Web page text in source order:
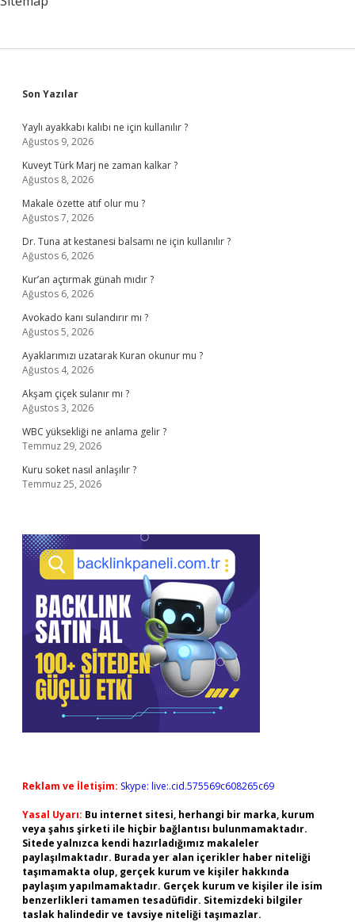
Sidebar
Son Yazılar
Yaylı ayakkabı kalıbı ne için kullanılır ?
Ağustos 9, 2026
Kuveyt Türk Marj ne zaman kalkar ?
Ağustos 8, 2026
Makale özette atıf olur mu ?
Ağustos 7, 2026
Dr. Tuna at kestanesi balsamı ne için kullanılır ?
Ağustos 6, 2026
Kur’an açtırmak günah mıdır ?
Ağustos 6, 2026
Avokado kanı sulandırır mı ?
Ağustos 5, 2026
Ayaklarımızı uzatarak Kuran okunur mu ?
Ağustos 4, 2026
Akşam çiçek sulanır mı ?
Ağustos 3, 2026
WBC yüksekliği ne anlama gelir ?
Temmuz 29, 2026
Kuru soket nasıl anlaşılır ?
Temmuz 25, 2026
Reklam ve İletişim: Skype: live:.cid.575569c608265c69
Yasal Uyarı: Bu internet sitesi, herhangi bir marka, kurum
veya şahıs şirketi ile hiçbir bağlantısı bulunmamaktadır.
Sitede yalnızca kendi hazırladığımız makaleler
paylaşılmaktadır. Burada yer alan içerikler haber niteliği
taşımamakta olup, gerçek kurum ve kişiler hakkında
paylaşım yapılmamaktadır. Gerçek kurum ve kişiler ile isim
benzerlikleri tamamen tesadüfidir. Sitemizdeki bilgiler
taslak halindedir ve tavsiye niteliği taşımazlar.